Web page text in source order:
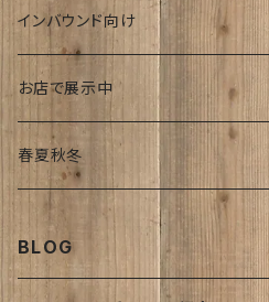
ゆーかり
リース
おぶじぇ
ドッグウェアー
キモノ
フーケ｜上着
インバウンド向け
海外
Japanese style
お店で展示中
リ・マテリアルさん
join lotus coffee さん
たまゆらさん
春夏秋冬
夏
BLOG